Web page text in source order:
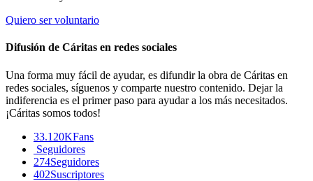
Quiero ser voluntario
Difusión de Cáritas en redes sociales
Una forma muy fácil de ayudar, es difundir la obra de Cáritas en
redes sociales, síguenos y comparte nuestro contenido. Dejar la
indiferencia es el primer paso para ayudar a los más necesitados.
¡Cáritas somos todos!
33.120KFans
Seguidores
274Seguidores
402Suscriptores